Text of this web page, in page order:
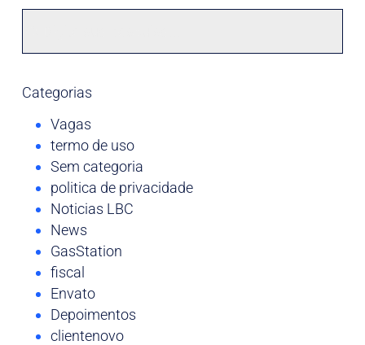
Categorias
Vagas
termo de uso
Sem categoria
politica de privacidade
Noticias LBC
News
GasStation
fiscal
Envato
Depoimentos
clientenovo